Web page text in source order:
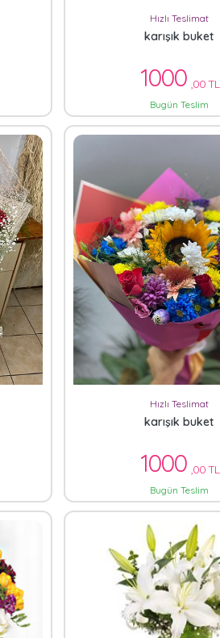
Hızlı Teslimat
karışık buket
1000 ,00 TL
Bugün Teslim
Hızlı Teslimat
karışık buket
1000 ,00 TL
Bugün Teslim